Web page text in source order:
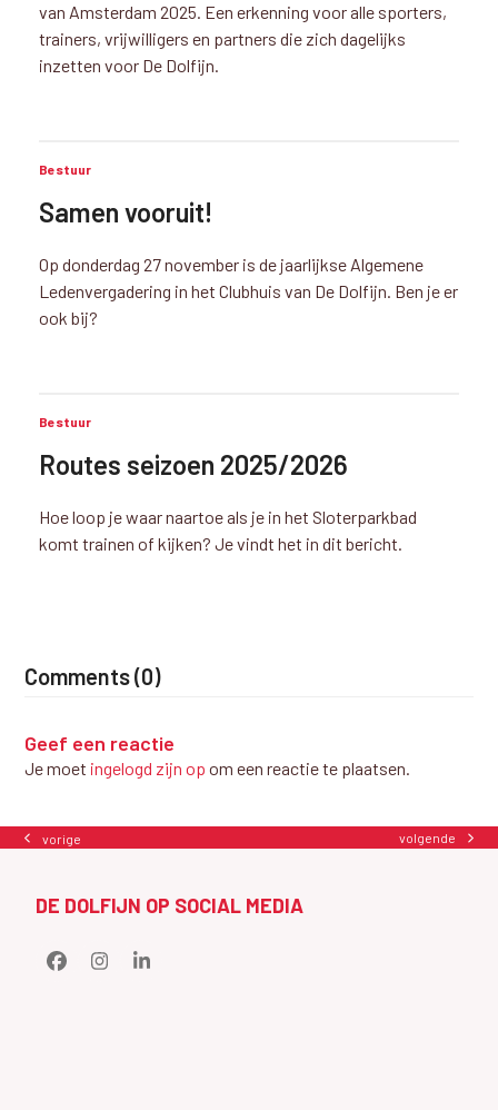
van Amsterdam 2025. Een erkenning voor alle sporters,
trainers, vrijwilligers en partners die zich dagelijks
inzetten voor De Dolfijn.
Bestuur
Samen vooruit!
Op donderdag 27 november is de jaarlijkse Algemene
Ledenvergadering in het Clubhuis van De Dolfijn. Ben je er
ook bij?
Bestuur
Routes seizoen 2025/2026
Hoe loop je waar naartoe als je in het Sloterparkbad
komt trainen of kijken? Je vindt het in dit bericht.
Comments (0)
Geef een reactie
Je moet ingelogd zijn op om een reactie te plaatsen.
previous
vorige
next
volgende
DE DOLFIJN OP SOCIAL MEDIA
FacebookInstagramLinkedIn